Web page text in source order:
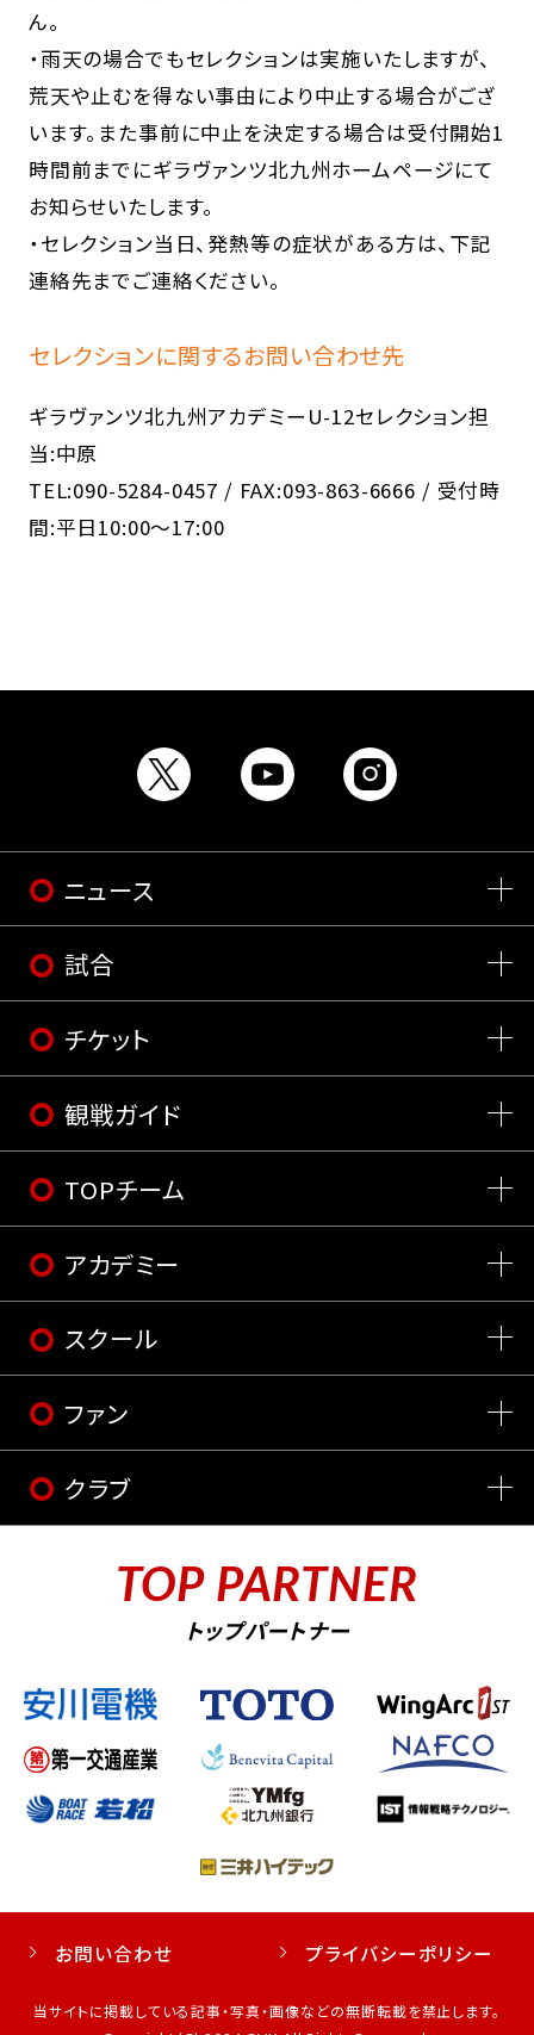
ん。
・雨天の場合でもセレクションは実施いたしますが、
荒天や止むを得ない事由により中止する場合がござ
います。また事前に中止を決定する場合は受付開始1
時間前までにギラヴァンツ北九州ホームページにて
お知らせいたします。
・セレクション当日、発熱等の症状がある方は、下記
連絡先までご連絡ください。
セレクションに関するお問い合わせ先
ギラヴァンツ北九州アカデミーU-12セレクション担
当:中原
TEL:090-5284-0457 / FAX:093-863-6666 / 受付時
間:平日10:00～17:00
ニュース
試合
チケット
観戦ガイド
TOPチーム
アカデミー
スクール
ファン
クラブ
TOP PARTNER
トップパートナー
お問い合わせ プライバシーポリシー
当サイトに掲載している記事・写真・画像などの無断転載を禁止します。